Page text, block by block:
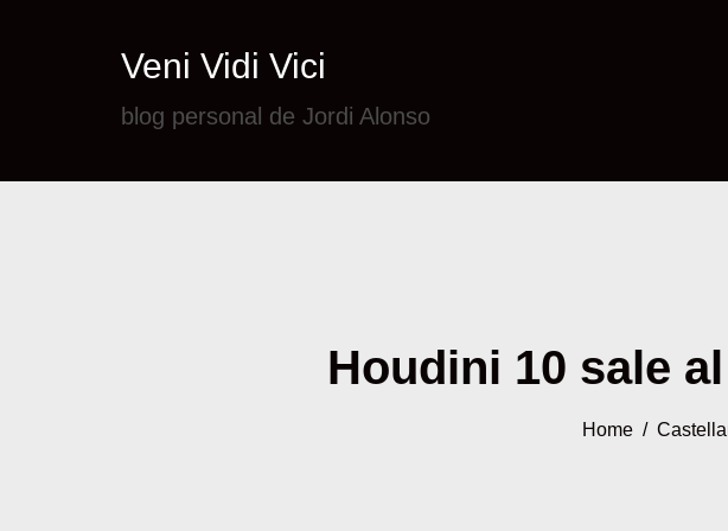
Veni Vidi Vici
blog personal de Jordi Alonso
Houdini 10 sale
Home/